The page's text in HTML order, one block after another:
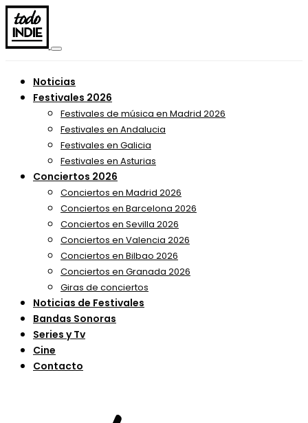
Noticias
Festivales 2026
Festivales de música en Madrid 2026
Festivales en Andalucia
Festivales en Galicia
Festivales en Asturias
Conciertos 2026
Conciertos en Madrid 2026
Conciertos en Barcelona 2026
Conciertos en Sevilla 2026
Conciertos en Valencia 2026
Conciertos en Bilbao 2026
Conciertos en Granada 2026
Giras de conciertos
Noticias de Festivales
Bandas Sonoras
Series y Tv
Cine
Contacto